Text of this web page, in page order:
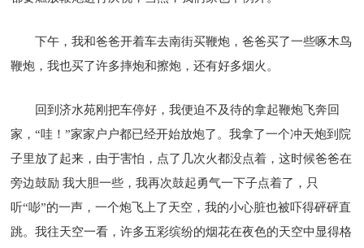
下午，我和爸爸开着车去南街买鞭炮，爸爸买了一些啄木鸟
鞭炮，我也买了许多摔炮和擦炮，还有好多烟火。
回到济水苑刚把车停好，我便迫不及待的拿起鞭炮飞奔回
家，“哇！”家家户户都已经开始放炮了。我拿了一个冲天炮到院
子里放了起来，由于害怕，点了几次火都没点着，这时候爸爸在
旁边鼓励 我大胆一些，我再次鼓起勇气一下子点着了，只
听“嘭”的一声，一个炮飞上了天空，我的小心脏也被吓得砰砰直
跳。我往天空一看，许多五彩缤纷的烟花在夜色的天空中显得格